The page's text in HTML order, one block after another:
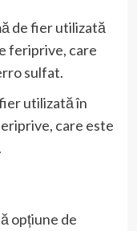
de fier utilizată
feriprive, care
sulfat.
utilizată în
care este
opțiune de